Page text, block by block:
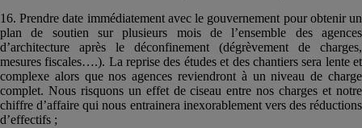
16. Prendre date immédiatement avec le gouvernement pour obtenir un
plan de soutien sur plusieurs mois de l’ensemble des agences
d’architecture après le déconfinement (dégrèvement de charges,
mesures fiscales….). La reprise des études et des chantiers sera lente et
complexe alors que nos agences reviendront à un niveau de charge
complet. Nous risquons un effet de ciseau entre nos charges et notre
chiffre d’affaire qui nous entrainera inexorablement vers des réductions
d’effectifs ;